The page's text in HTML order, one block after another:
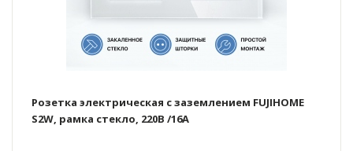
Розетка электрическая с заземлением FUJIHOME
S2W, рамка стекло, 220В /16А